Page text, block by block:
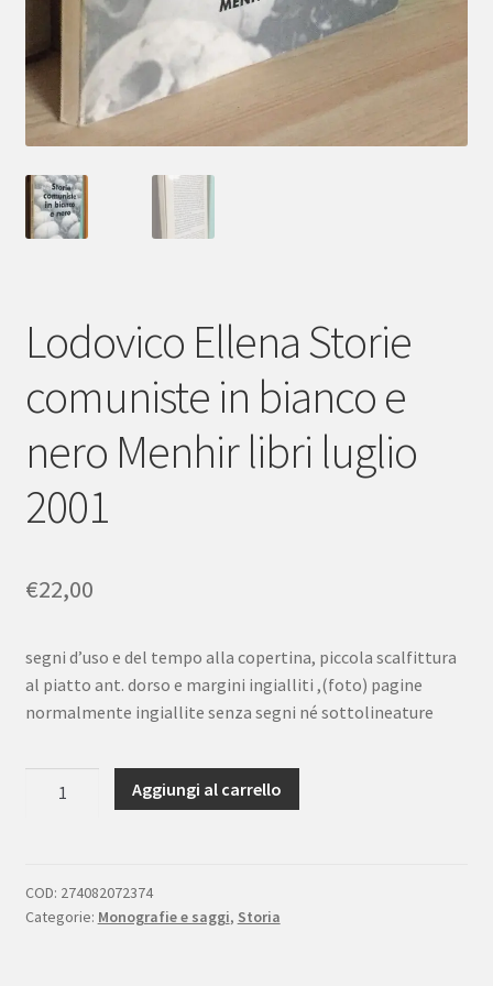
Lodovico Ellena Storie
comuniste in bianco e
nero Menhir libri luglio
2001
€22,00
segni d’uso e del tempo alla copertina, piccola scalfittura
al piatto ant. dorso e margini ingialliti ,(foto) pagine
normalmente ingiallite senza segni né sottolineature
in
bianco
Aggiungi al carrello
COD: 274082072374
Categorie: Monografie e saggi, Storia